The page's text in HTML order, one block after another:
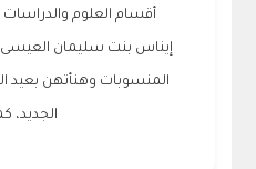
أقسام العلوم والدراسات
إيناس بنت سليمان
المنسوبات وهنأتهن بعيد
الجديد،